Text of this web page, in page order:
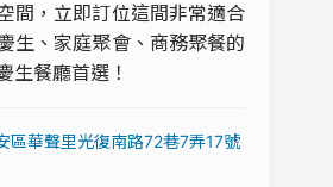
間，立即訂位這間非常適合
生、家庭聚會、商務聚餐的
生餐廳首選！
區華聲里光復南路72巷7弄17號